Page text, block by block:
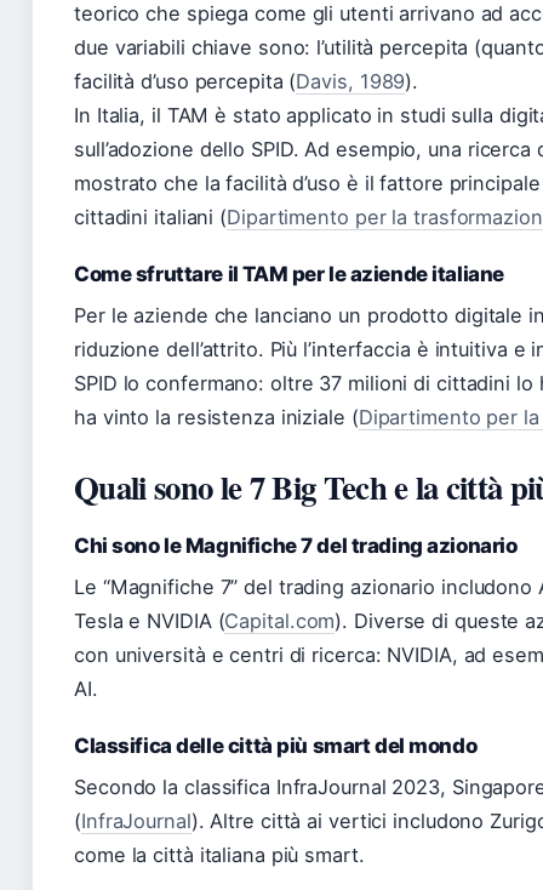
teorico che spiega come gli utenti arrivano ad
due variabili chiave sono: l’utilità percepita
facilità d’uso percepita (Davis, 1989).
In Italia, il TAM è stato applicato in studi sulla
sull’adozione dello SPID. Ad esempio, una ricerca
mostrato che la facilità d’uso è il fattore
cittadini italiani (Dipartimento per la
Come sfruttare il TAM per le aziende italiane
Per le aziende che lanciano un prodotto digitale
riduzione dell’attrito. Più l’interfaccia è intuitiva e
SPID lo confermano: oltre 37 milioni di cittadini
ha vinto la resistenza iniziale (Dipartimento per
Quali sono le 7 Big Tech e la città
Chi sono le Magnifiche 7 del trading azionario
Le “Magnifiche 7” del trading azionario
Tesla e NVIDIA (Capital.com). Diverse di queste
con università e centri di ricerca: NVIDIA, ad
AI.
Classifica delle città più smart del mondo
Secondo la classifica InfraJournal 2023,
(InfraJournal). Altre città ai vertici includono
come la città italiana più smart.